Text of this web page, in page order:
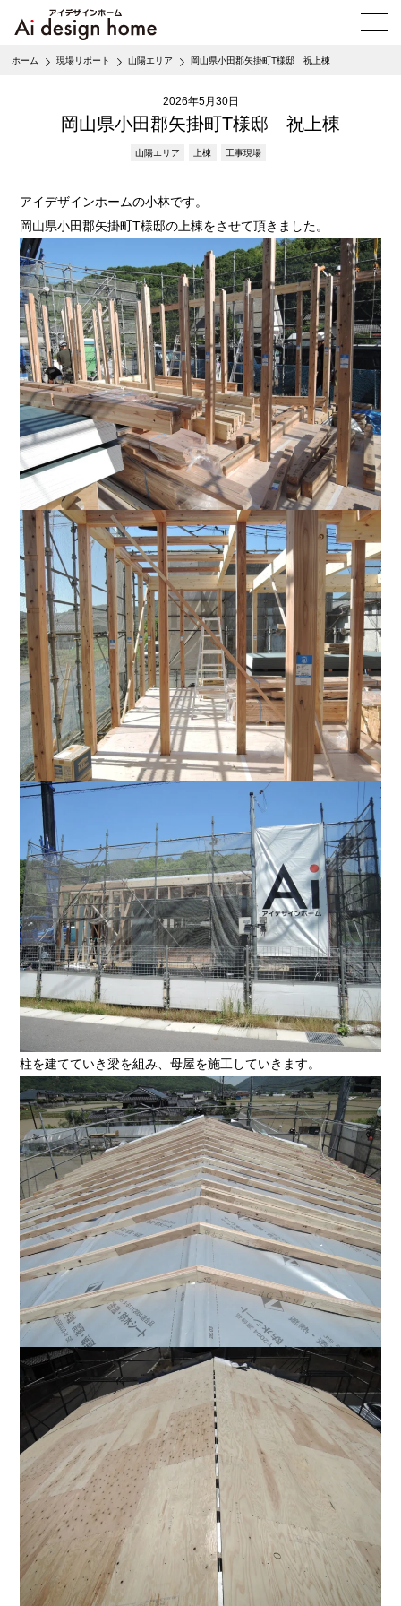
メ
ニ
ホーム 現場リポート 山陽エリア 岡山県小田郡矢掛町T様邸 祝上棟
2026年5月30日
岡山県小田郡矢掛町T様邸 祝上棟
山陽エリア 上棟 工事現場
アイデザインホームの小林です。
岡山県小田郡矢掛町T様邸の上棟をさせて頂きました。
柱を建てていき梁を組み、母屋を施工していきます。